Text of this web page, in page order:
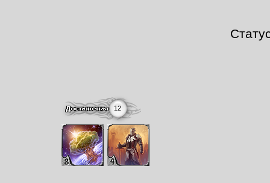
12